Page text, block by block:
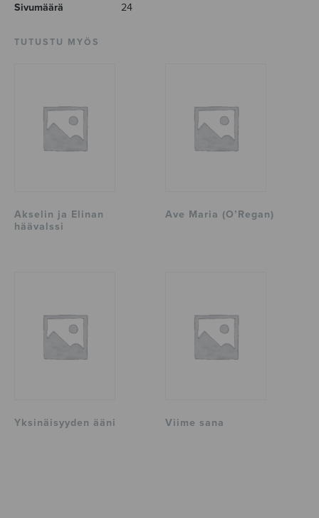
Sivumäärä 24
TUTUSTU MYÖS
Akselin ja Elinan
häävalssi
Ave Maria (O’Regan)
Yksinäisyyden ääni Viime sana